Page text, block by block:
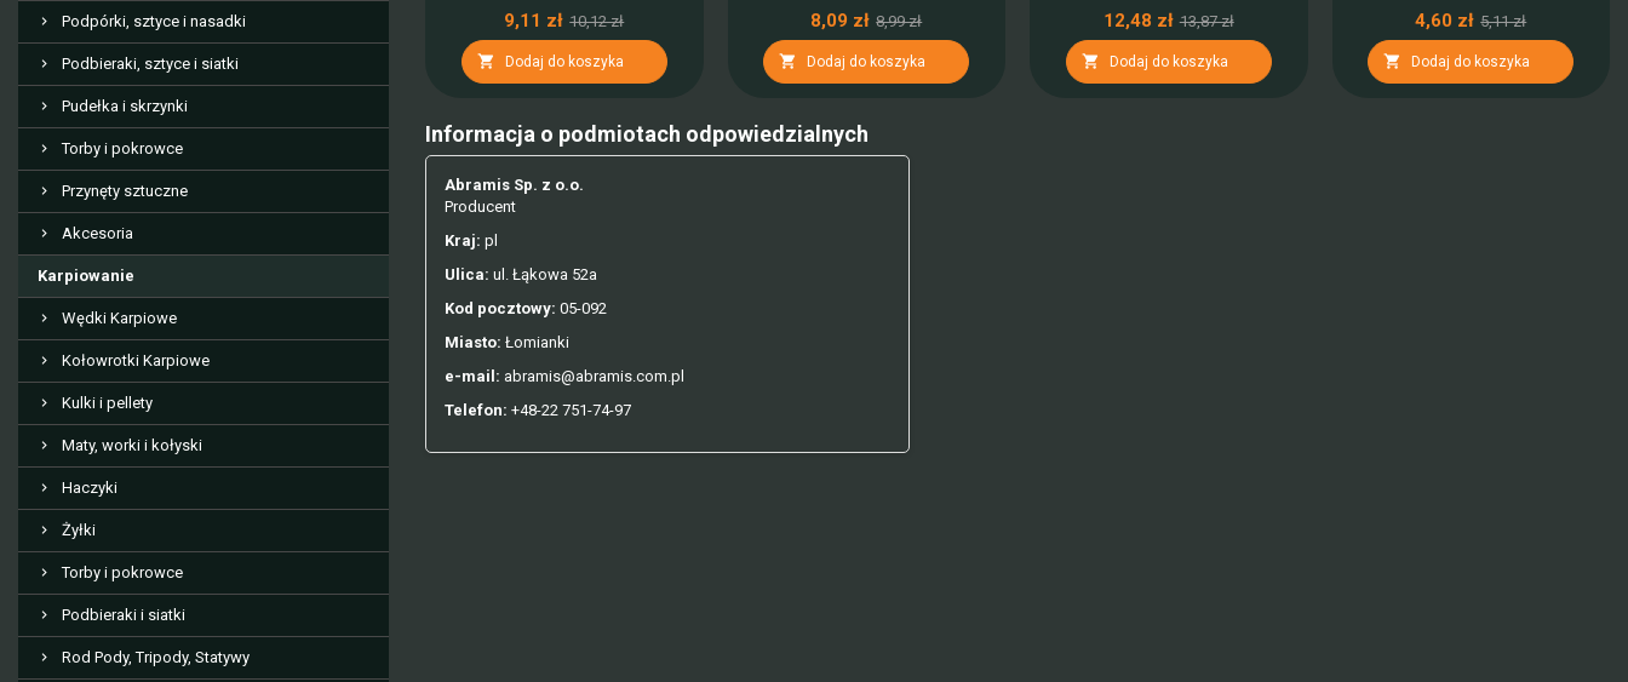
Podpórki, sztyce i nasadki
Podbieraki, sztyce i siatki
Pudełka i skrzynki
Torby i pokrowce
Przynęty sztuczne
Akcesoria
Karpiowanie
Wędki Karpiowe
Kołowrotki Karpiowe
Kulki i pellety
Maty, worki i kołyski
Haczyki
Żyłki
Torby i pokrowce
Podbieraki i siatki
Rod Pody, Tripody, Statywy
9,11 zł 10,12 zł
 Dodaj do koszyka
8,09 zł 8,99 zł
 Dodaj do koszyka
12,48 zł 13,87 zł
 Dodaj do koszyka
4,60 zł 5,11 zł
 Dodaj do koszyka
Informacja o podmiotach odpowiedzialnych
Abramis Sp. z o.o.
Producent
Kraj: pl
Ulica: ul. Łąkowa 52a
Kod pocztowy: 05-092
Miasto: Łomianki
e-mail: abramis@abramis.com.pl
Telefon: +48-22 751-74-97